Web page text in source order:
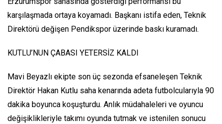
karşılaşmada ortaya koyamadı. Başkanı istifa eden, Teknik
Direktörü değişen Pendikspor üzerinde baskı kuramadı.
KUTLU’NUN ÇABASI YETERSİZ KALDI
Mavi Beyazlı ekipte son üç sezonda efsaneleşen Teknik
Direktör Hakan Kutlu saha kenarında adeta futbolcularıyla 90
dakika boyunca koşuşturdu. Anlık müdahaleleri ve oyuncu
değişiklikleriyle takımı oyunda tutmak ve istenilen sonucu